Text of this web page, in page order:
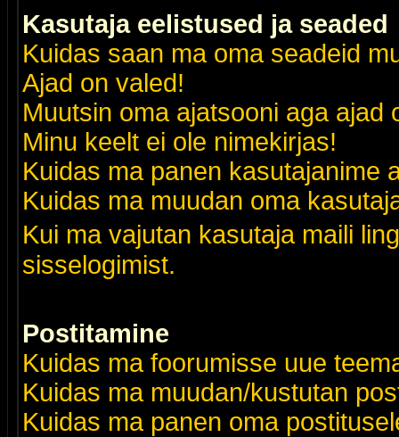
Kasutaja eelistused ja seaded
Kuidas saan ma oma seadeid
Ajad on valed!
Muutsin oma ajatsooni aga ajad
Minu keelt ei ole nimekirjas!
Kuidas ma panen kasutajanime
Kuidas ma muudan oma
Kui ma vajutan kasutaja maili
sisselogimist.
Postitamine
Kuidas ma foorumisse uue
Kuidas ma muudan/kustutan
Kuidas ma panen oma